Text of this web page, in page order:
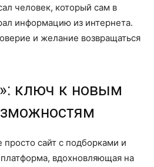
человек, который сам в
информацию из интернета.
и желание возвращаться
ключ к новым
сайт с подборками и
вдохновляющая на